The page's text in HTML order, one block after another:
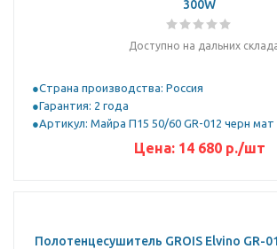
300W
Доступно на дальних
Страна производства: Россия
Гарантия: 2 года
Артикул: Майра П15 50/60 GR-012 черн мат
Цена: 14 680р./шт
Полотенцесушитель GROIS Elvino GR-